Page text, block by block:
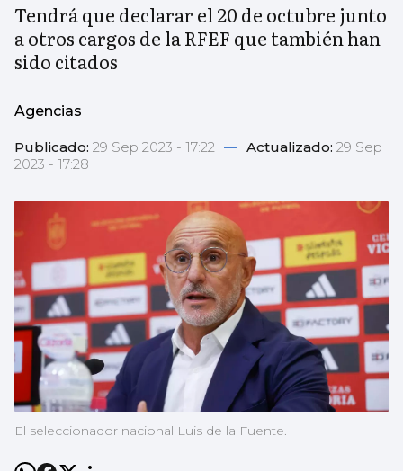
Tendrá que declarar el 20 de octubre junto
a otros cargos de la RFEF que también han
sido citados
Agencias
Publicado: 29 Sep 2023 - 17:22 — Actualizado: 29 Sep
2023 - 17:28
El seleccionador nacional Luis de la Fuente.